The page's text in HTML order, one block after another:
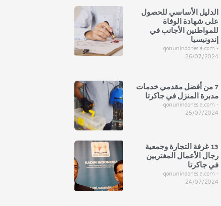
الدليل الأساسي للحصول
على شهادة الوفاة
للمواطنين الأجانب في
إندونيسيا
qonunindonesia.com
26/07/2024
7 من أفضل مقدمي خدمات
مدبرة المنزل في جاكرتا
qonunindonesia.com
25/07/2024
13 غرفة التجارة وجمعية
رجال الأعمال المغتربين
في جاكرتا
qonunindonesia.com
24/07/2024